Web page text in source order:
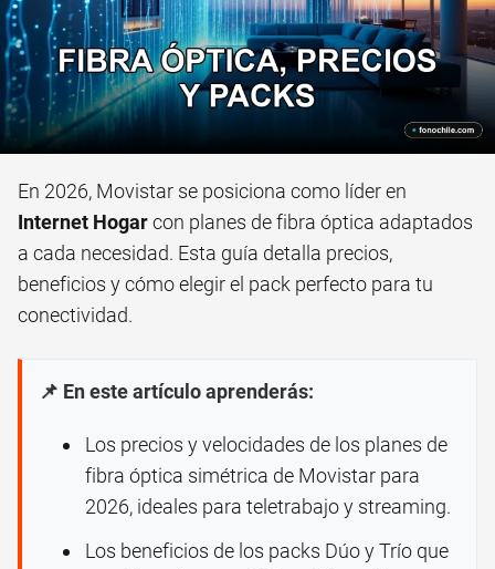
En 2026, Movistar se posiciona como líder en
Internet Hogarcon planes de fibra óptica adaptados
a cada necesidad. Esta guía detalla precios,
beneficios y cómo elegir el pack perfecto para tu
conectividad.
📌 En este artículo aprenderás:
Los precios y velocidades de los planes de
fibra óptica simétrica de Movistar para
2026, ideales para teletrabajo y streaming.
Los beneficios de los packs Dúo y Trío que